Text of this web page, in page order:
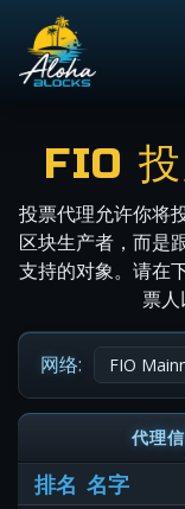
FIO
投票代理允许你将
区块生产者，而是
支持的对象。请在
票人
网络:
代理
排名 名字